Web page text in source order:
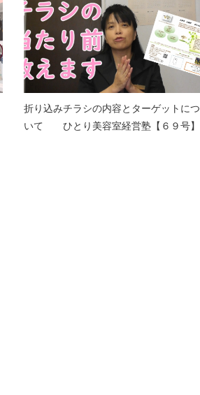
折り込みチラシの内容とターゲットにつ
いて ひとり美容室経営塾【６９号】